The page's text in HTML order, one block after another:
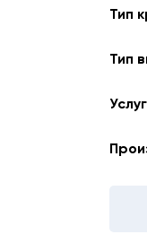
Тип
Тип